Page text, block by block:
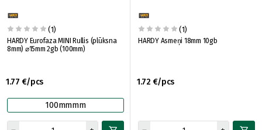
(1)
HARDY Eurofaza MINI Rullis (plūksna
8mm) ⌀15mm 2gb (100mm)
1.77 €/pcs
100mmmm
(1)
HARDY Asmeņi 18mm 10gb
1.72 €/pcs